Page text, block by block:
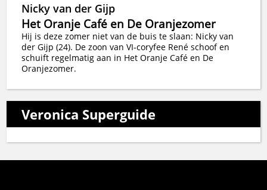
Nicky van der Gijp
Het Oranje Café en De Oranjezomer
Hij is deze zomer niet van de buis te slaan: Nicky van
der Gijp (24). De zoon van VI-coryfee René schoof en
schuift regelmatig aan in Het Oranje Café en De
Oranjezomer.
Veronica Superguide